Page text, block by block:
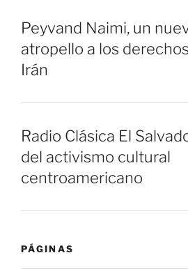
Peyvand Naimi, un
atropello a los
Irán
Radio Clásica El
del activismo cultural
centroamericano
PÁGINAS